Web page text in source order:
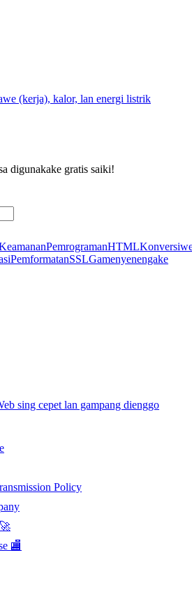
(kerja), kalor, lan energi listrik
digunakake gratis saiki!
PemrogramanHTMLKonversi
PemformatanSSLGamenyenengake
sing cepet lan gampang dienggo
Policy
🏬